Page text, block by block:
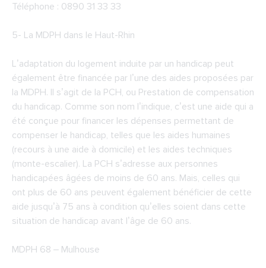
Téléphone : 0890 31 33 33
5- La MDPH dans le Haut-Rhin
L’adaptation du logement induite par un handicap peut
également être financée par l’une des aides proposées par
la MDPH. Il s’agit de la PCH, ou Prestation de compensation
du handicap. Comme son nom l’indique, c’est une aide qui a
été conçue pour financer les dépenses permettant de
compenser le handicap, telles que les aides humaines
(recours à une aide à domicile) et les aides techniques
(monte-escalier). La PCH s’adresse aux personnes
handicapées âgées de moins de 60 ans. Mais, celles qui
ont plus de 60 ans peuvent également bénéficier de cette
aide jusqu’à 75 ans à condition qu’elles soient dans cette
situation de handicap avant l’âge de 60 ans.
MDPH 68 – Mulhouse